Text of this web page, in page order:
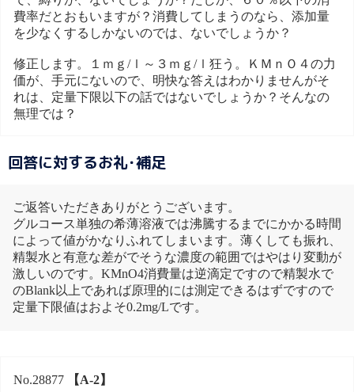
費率だとおもいますが？消費してしまうのなら、添加量
を少なくするしかないのでは、ないでしょうか？
修正します。１ｍｇ/ｌ～３ｍｇ/ｌ狂う。ＫＭｎＯ４の力
価が、手元にないので、明快な答えはわかりませんがそ
れは、定量下限以下の話ではないでしょうか？そんなの
無理では？
回答に対するお礼･補足
ご返答いただきありがとうございます。
グルコース単独の希薄溶液では沸騰するまでにかかる時間
によって値がかなりふれてしまいます。薄くしても振れ、
精製水と有意な差がでそうな濃度の範囲ではやはり変動が
激しいのです。KMnO4消費量は逆滴定ですので精製水で
のBlank以上であれば原理的には測定できるはずですので
定量下限値はおよそ0.2mg/Lです。
No.28877 【A-2】